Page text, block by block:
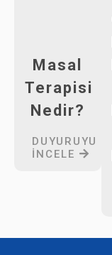
Masal
Terapisi
Nedir?
DUYURUYU
İNCELE